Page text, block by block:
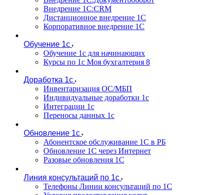
Внедрение 1С:CRM
Дистанционное внедрение 1С
Корпоративное внедрение 1С
Обучение 1с
Обучение 1с для начинающих
Курсы по 1с Моя бухгалтерия 8
Доработка 1с
Инвентаризация ОС/МБП
Индивидуальные доработки 1с
Интеграции 1с
Переносы данных 1с
Обновление 1с
Абонентское обслуживание 1С в РБ
Обновление 1С через Интернет
Разовые обновления 1С
Линия консультаций по 1с
Телефоны Линии консультаций по 1С